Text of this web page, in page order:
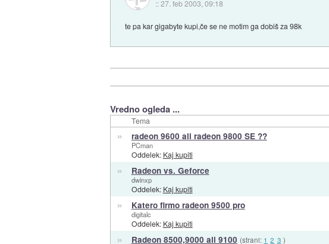
::27. feb 2003, 09:18
te pa kar gigabyte kupi,če se ne motim ga dobiš za 98k
Vredno ogleda ...
Tema
» radeon 9600 ali radeon 9800 SE ??
PCman
Oddelek: Kaj kupiti
» Radeon vs. Geforce
dwinxp
Oddelek: Kaj kupiti
» Katero firmo radeon 9500 pro
digitalc
Oddelek: Kaj kupiti
» Radeon 8500,9000 ali 9100 (strani: 1 2 3 )